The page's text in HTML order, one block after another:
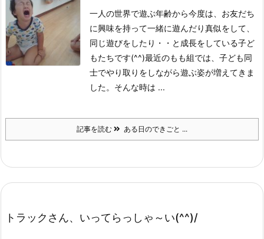
一人の世界で遊ぶ年齢から今度は、お友だち
に興味を持って一緒に遊んだり真似をして、
同じ遊びをしたり・・と成長をしている子ど
もたちです(^^)最近のもも組では、子ども同
士でやり取りをしながら遊ぶ姿が増えてきま
した。そんな時は ...
記事を読む ある日のできごと ...
トラックさん、いってらっしゃ～い(^^)/